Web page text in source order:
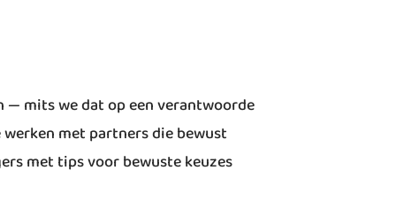
— mits we dat op een verantwoorde
met partners die bewust
met tips voor bewuste keuzes